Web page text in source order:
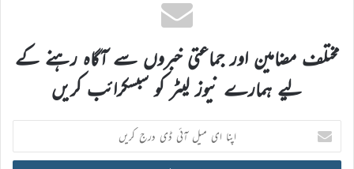
مختلف مضامین اور جماعتی خبروں سے آگاہ رہنے کے
لیے ہمارے نیوز لیٹر کو سبسکرائب کریں
اپنا
ای
میل